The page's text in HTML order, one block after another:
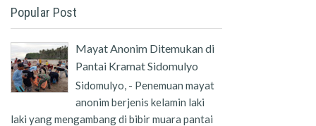
Popular Post
Mayat Anonim Ditemukan di
Pantai Kramat Sidomulyo
Sidomulyo, - Penemuan mayat
anonim berjenis kelamin laki
laki yang mengambang di bibir muara pantai